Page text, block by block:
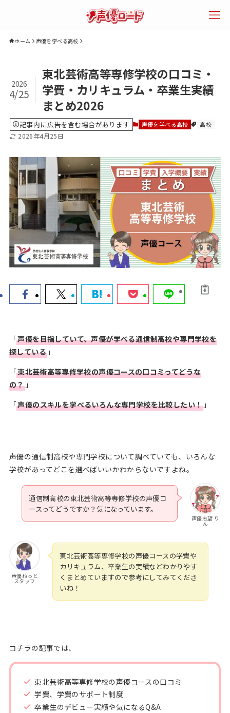
エリアで探す 年齢で探す 声優になるに
は？
声優専門学校 声優養成所 声優スクール
声優コースのあ
る高校
声優科のある
大学
声優ワークシ
ョップ
声優ロードをフォロー
ホーム 声優を学べる高校
東北芸術高等専修学校の口コミ・
学費・カリキュラム・卒業生実績
まとめ2026
2026
4/25
記事内に広告を含む場合があります 声優を学べる高校 高校
2026年4月25日
「声優を目指していて、声優が学べる通信制高校や専門学校を
探している」
「東北芸術高等専修学校の声優コースの口コミってどうな
の？」
「声優のスキルを学べるいろんな専門学校を比較したい！ 」
声優の通信制高校や専門学校について調べていても、いろんな
学校があってどこを選べばいいかわからないですよね。
声優志望 り
ん
通信制高校の東北芸術高等専修学校の声優コ
ースってどうですか？気になっています。
声優ねっと
スタッフ
東北芸術高等専修学校の声優コースの学費や
カリキュラム、卒業生の実績などわかりやす
くまとめていますので参考にしてみてくださ
いね！
コチラの記事では、
東北芸術高等専修学校の声優コースの口コミ
学費、学費のサポート制度
卒業生のデビュー実績や気になるQ&A